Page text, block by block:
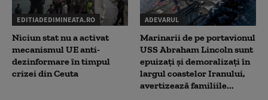
EDITIADEDIMINEATA.RO
Niciun stat nu a activat
mecanismul UE anti-
dezinformare în timpul
crizei din Ceuta
ADEVARUL
Marinarii de pe portavionul
USS Abraham Lincoln sunt
epuizați și demoralizați în
largul coastelor Iranului,
avertizează familiile...